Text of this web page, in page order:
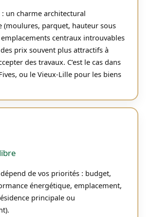
: un charme architectural
(moulures, parquet, hauteur sous
centraux introuvables
prix souvent plus attractifs à
des travaux. C’est le cas dans
ou le Vieux-Lille pour les biens
de vos priorités : budget,
énergétique, emplacement,
principale ou